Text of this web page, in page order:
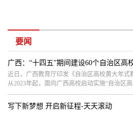
要闻
广西：“十四五”期间建设60个自治区高
近日，广西教育厅印发《自治区高校黄大年式
从2023年起，面向广西高校启动实施“自治区
写下新梦想 开启新征程-天天滚动